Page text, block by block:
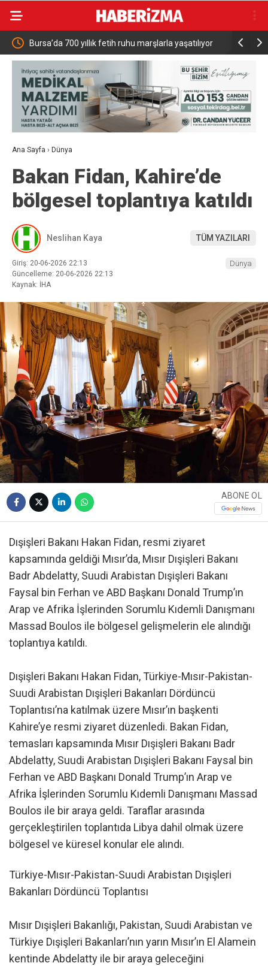
Bursa’da 700 yıllık fetih ruhu marşlarla yaşatılıyor
Ukrayna
Ana Sayfa › Dünya
Bakan Fidan, Kahire’de
bölgesel toplantıya katıldı
Neslihan Kaya TÜM YAZILARI
Giriş: 20-06-2026 22:13
Güncelleme: 20-06-2026 22:13
Kaynak: İHA
Dünya
ABONE OL
Dışişleri Bakanı Hakan Fidan, resmi ziyaret
kapsamında geldiği Mısır’da, Mısır Dışişleri Bakanı
Badr Abdelatty, Suudi Arabistan Dışişleri Bakanı
Faysal bin Ferhan ve ABD Başkanı Donald Trump’ın
Arap ve Afrika İşlerinden Sorumlu Kıdemli Danışmanı
Massad Boulos ile bölgesel gelişmelerin ele alındığı
toplantıya katıldı.
Dışişleri Bakanı Hakan Fidan, Türkiye-Mısır-Pakistan-
Suudi Arabistan Dışişleri Bakanları Dördüncü
Toplantısı’na katılmak üzere Mısır’ın başkenti
Kahire’ye resmi ziyaret düzenledi. Bakan Fidan,
temasları kapsamında Mısır Dışişleri Bakanı Badr
Abdelatty, Suudi Arabistan Dışişleri Bakanı Faysal bin
Ferhan ve ABD Başkanı Donald Trump’ın Arap ve
Afrika İşlerinden Sorumlu Kıdemli Danışmanı Massad
Boulos ile bir araya geldi. Taraflar arasında
gerçekleştirilen toplantıda Libya dahil olmak üzere
bölgesel ve küresel konular ele alındı.
Türkiye-Mısır-Pakistan-Suudi Arabistan Dışişleri
Bakanları Dördüncü Toplantısı
Mısır Dışişleri Bakanlığı, Pakistan, Suudi Arabistan ve
Türkiye Dışişleri Bakanları’nın yarın Mısır’ın El Alamein
kentinde Abdelatty ile bir araya geleceğini